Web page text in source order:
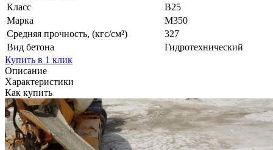
Класс
В25
Марка
М350
Средняя прочность, (кгс/см²)
327
Вид бетона
Гидротехнический
Купить в 1 клик
Описание
Характеристики
Как купить